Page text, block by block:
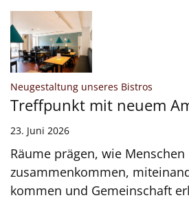
Neugestaltung unseres Bistros
Treffpunkt mit neuem
23. Juni 2026
Räume prägen, wie Menschen
zusammenkommen,
kommen und Gemeinschaft